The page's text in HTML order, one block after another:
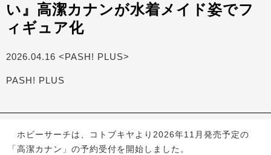
い』高潔カナンが水着メイド姿でフ
ィギュア化
2026.04.16 <PASH! PLUS>
PASH! PLUS
ホビーサーチは、コトブキヤより2026年11月発売予定の
「高潔カナン」の予約受付を開始しました。